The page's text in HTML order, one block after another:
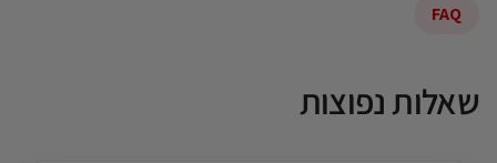
FAQ
שאלות נפוצות